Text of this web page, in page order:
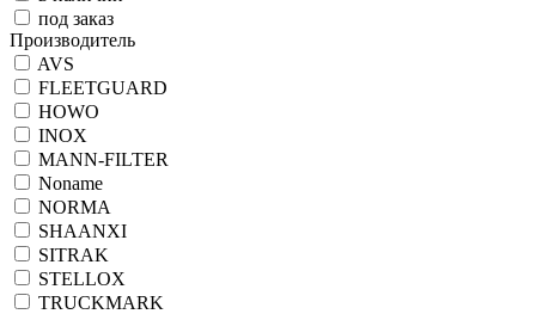
под заказ
Производитель
AVS
FLEETGUARD
HOWO
INOX
MANN-FILTER
Noname
NORMA
SHAANXI
SITRAK
STELLOX
TRUCKMARK